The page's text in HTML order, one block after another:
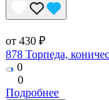
от 430 ₽
878 Торпеда,
0
0
Подробнее